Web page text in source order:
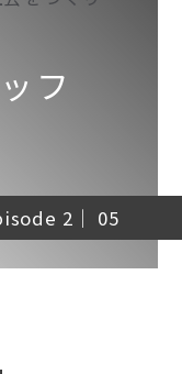
2｜ 05
フ